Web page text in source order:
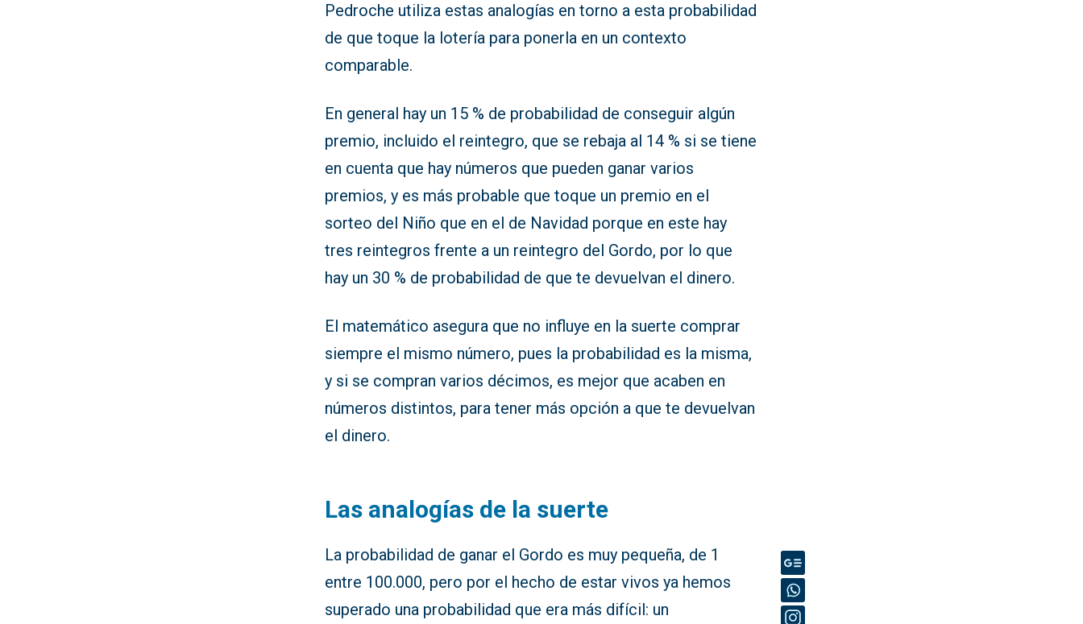
Pedroche utiliza estas analogías en torno a esta probabilidad
de que toque la lotería para ponerla en un contexto
comparable.
En general hay un 15 % de probabilidad de conseguir algún
premio, incluido el reintegro, que se rebaja al 14 % si se tiene
en cuenta que hay números que pueden ganar varios
premios, y es más probable que toque un premio en el
sorteo del Niño que en el de Navidad porque en este hay
tres reintegros frente a un reintegro del Gordo, por lo que
hay un 30 % de probabilidad de que te devuelvan el dinero.
El matemático asegura que no influye en la suerte comprar
siempre el mismo número, pues la probabilidad es la misma,
y si se compran varios décimos, es mejor que acaben en
números distintos, para tener más opción a que te devuelvan
el dinero.
Las analogías de la suerte
La probabilidad de ganar el Gordo es muy pequeña, de 1
entre 100.000, pero por el hecho de estar vivos ya hemos
superado una probabilidad que era más difícil: un